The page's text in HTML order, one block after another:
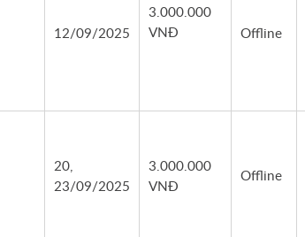
12/09/2025
3.000.000
VNĐ
Offline
20,
23/09/2025
3.000.000
VNĐ
Offline